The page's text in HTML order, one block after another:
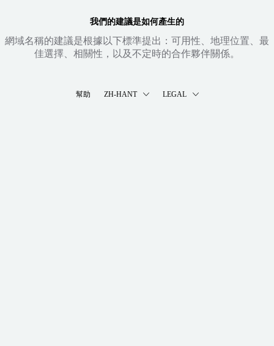
我們的建議是如何產生的
網域名稱的建議是根據以下標準提出：可用性、地理位置、最
佳選擇、相關性，以及不定時的合作夥伴關係。
幫助 ZH-HANT LEGAL